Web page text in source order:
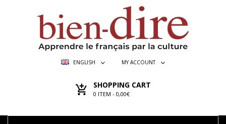
ENGLISH MY ACCOUNT
SHOPPING CART
0 ITEM - 0,00€